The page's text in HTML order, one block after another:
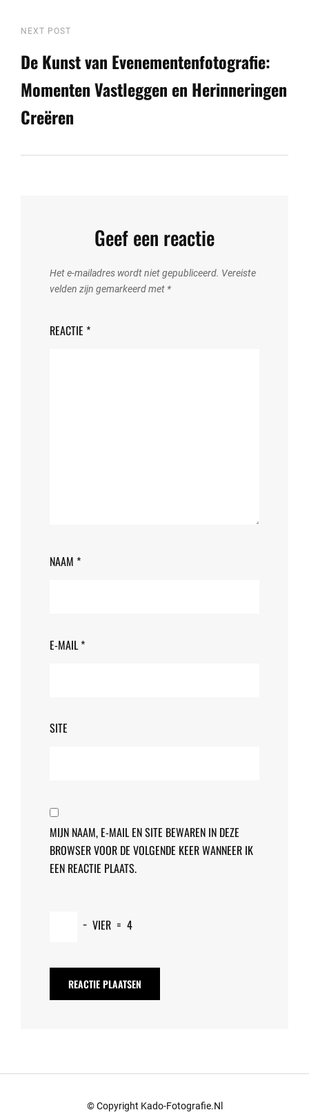
Next
Post
NEXT POST
De Kunst van Evenementenfotografie:
Momenten Vastleggen en Herinneringen
Creëren
Geef een reactie
Het e-mailadres wordt niet gepubliceerd. Vereiste
velden zijn gemarkeerd met *
REACTIE *
NAAM *
E-MAIL *
SITE
MIJN NAAM, E-MAIL EN SITE BEWAREN IN DEZE
BROWSER VOOR DE VOLGENDE KEER WANNEER IK
EEN REACTIE PLAATS.
− VIER = 4
© Copyright Kado-Fotografie.nl